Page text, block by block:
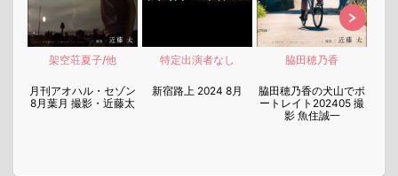
架空荘夏子/他
月刊アオハル・セゾン
8月葉月 撮影・近藤太
特定出演者なし
新宿路上 2024 8月
脇田穂乃香
脇田穂乃香の犬山でポ
ートレイト202405 撮
影 魚住誠一